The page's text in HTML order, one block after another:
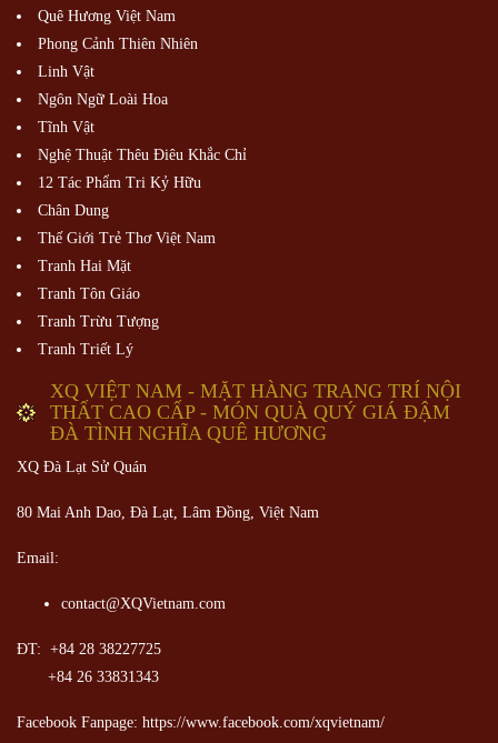
Quê Hương Việt Nam
Phong Cảnh Thiên Nhiên
Linh Vật
Ngôn Ngữ Loài Hoa
Tĩnh Vật
Nghệ Thuật Thêu Điêu Khắc Chỉ
12 Tác Phẩm Tri Kỷ Hữu
Chân Dung
Thế Giới Trẻ Thơ Việt Nam
Tranh Hai Mặt
Tranh Tôn Giáo
Tranh Trừu Tượng
Tranh Triết Lý
XQ VIỆT NAM - MẶT HÀNG TRANG TRÍ NỘI
THẤT CAO CẤP - MÓN QUÀ QUÝ GIÁ ĐẬM
ĐÀ TÌNH NGHĨA QUÊ HƯƠNG
XQ Đà Lạt Sử Quán
80 Mai Anh Dao, Đà Lạt, Lâm Đồng, Việt Nam
Email:
contact@XQVietnam.com
ĐT: +84 28 38227725
+84 26 33831343
Facebook Fanpage: https://www.facebook.com/xqvietnam/